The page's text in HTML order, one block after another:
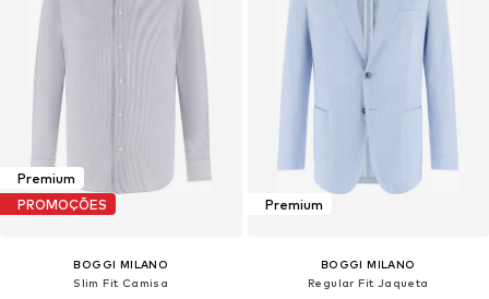
Premium
PROMOÇÕES
BOGGI MILANO
Slim Fit Camisa
Premium
BOGGI MILANO
Regular Fit Jaqueta